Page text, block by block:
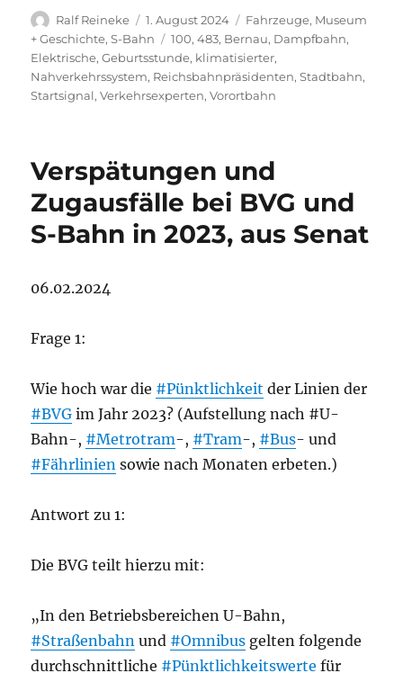
Autor
Ralf Reineke
Veröffentlicht
am
1. August 2024 Kategorien
Fahrzeuge, Museum
+ Geschichte,S-Bahn Schlagwörter
100,483, Bernau, Dampfbahn,
Elektrische,Geburtsstunde, klimatisierter,
Nahverkehrssystem, Reichsbahnpräsidenten,Stadtbahn,
Startsignal,Verkehrsexperten,Vorortbahn
Verspätungen und
Zugausfälle bei BVG und
S-Bahn in 2023, aus Senat
06.02.2024
Frage 1:
Wie hoch war die #Pünktlichkeit der Linien der
#BVG im Jahr 2023? (Aufstellung nach #U-
Bahn-, #Metrotram-, #Tram-, #Bus- und
#Fährlinien sowie nach Monaten erbeten.)
Antwort zu 1:
Die BVG teilt hierzu mit:
„In den Betriebsbereichen U-Bahn,
#Straßenbahn und #Omnibus gelten folgende
durchschnittliche #Pünktlichkeitswerte für